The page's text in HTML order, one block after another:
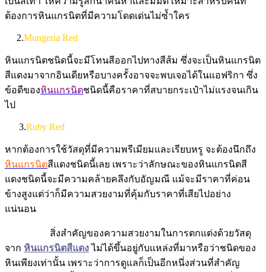
ต้องการหินแกรนิตที่มีความโดดเด่นไม่ซ้ำใคร
2.Mungeria Red
หินแกรนิตชนิดนี้จะมีโทนสีออกไปทางสีส้ม ซึ่งจะเป็นหินแกรนิต
สีแดงมาจากอินเดียหรือบางครั้งอาจจะพบเจอได้ในแอฟริกา ซึ่ง
ข้อดีของหินแกรนิตชนิดนี้คือราคาที่สบายกระเป๋าไม่แรงจนเกิน
ไป
3.Ruby Red
หากต้องการใช้วัสดุที่มีความพรีเมียมและเรียบหรู จะต้องนึกถึง
หินแกรนิตสีแดงชนิดนี้เลย เพราะว่าลักษณะของหินแกรนิตสี
แดงชนิดนี้จะมีความคล้ายคลึงกับอัญมณี แม้จะมีราคาที่ค่อน
ข้างสูงแต่ว่าก็มีความสวยงามที่คุ้มกับราคาที่เสียไปอย่าง
แน่นอน
สิ่งสำคัญของความสวยงามในการตกแต่งด้วยวัสดุ
จาก หินแกรนิตสีแดงไม่ได้ขึ้นอยู่กับแหล่งที่มาหรือว่าชนิดของ
หินเพียงเท่านั้น เพราะว่าการดูแลก็เป็นอีกหนึ่งส่วนที่สำคัญ